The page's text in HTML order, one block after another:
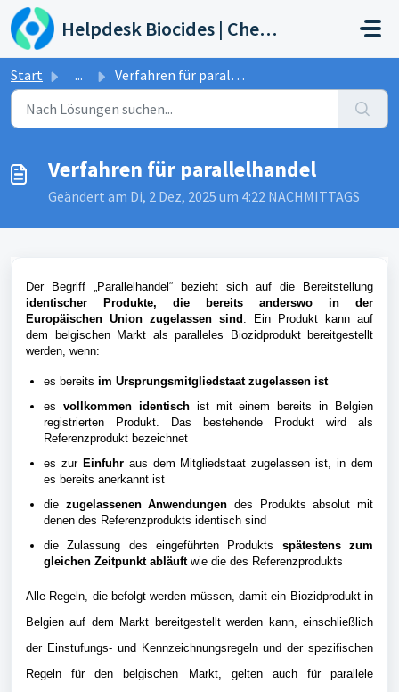
Zum hauptsächlichen Inhalt gehen
Helpdesk Biocides | Chemicals | Products
Start ... Verfahren für parallelhandel
Verfahren für parallelhandel
Geändert am Di, 2 Dez, 2025 um 4:22 NACHMITTAGS
Der Begriff „Parallelhandel“ bezieht sich auf die Bereitstellung
identischer Produkte, die bereits anderswo in der
Europäischen Union zugelassen sind . Ein Produkt kann auf
dem belgischen Markt als paralleles Biozidprodukt bereitgestellt
werden, wenn:
es bereits im Ursprungsmitgliedstaat zugelassen ist
es vollkommen identischist mit einem bereits in Belgien
registrierten Produkt. Das bestehende Produkt wird als
Referenzprodukt bezeichnet
es zur Einfuhraus dem Mitgliedstaat zugelassen ist, in dem
es bereits anerkannt ist
die zugelassenen Anwendungen des Produkts absolut mit
denen des Referenzprodukts identisch sind
die Zulassung des eingeführten Produkts spätestens zum
gleichen Zeitpunkt abläuftwie die des Referenzprodukts
Alle Regeln, die befolgt werden müssen, damit ein Biozidprodukt in
Belgien auf dem Markt bereitgestellt werden kann, einschließlich
der Einstufungs- und Kennzeichnungsregeln und der spezifischen
Regeln für den belgischen Markt, gelten auch für parallele